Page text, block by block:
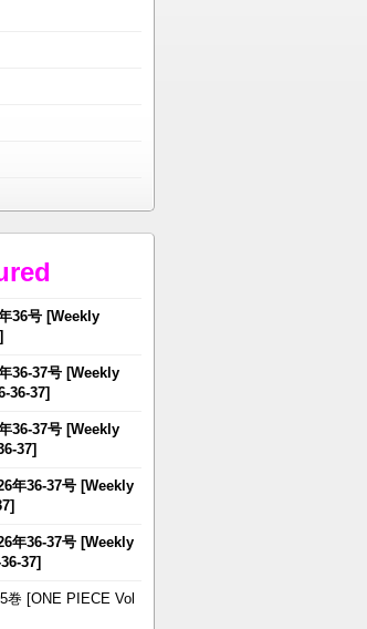
36号 [Weekly
36-37号 [Weekly
36-37]
36-37号 [Weekly
37]
年36-37号 [Weekly
年36-37号 [Weekly
37]
巻 [ONE PIECE Vol